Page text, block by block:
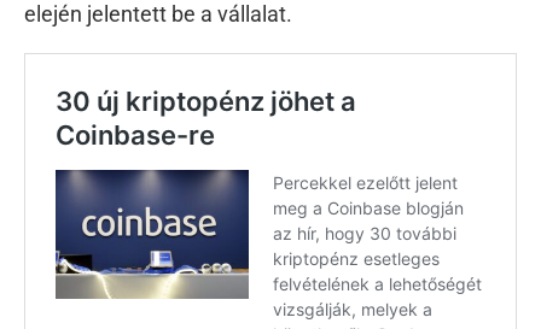
elején jelentett be a vállalat.